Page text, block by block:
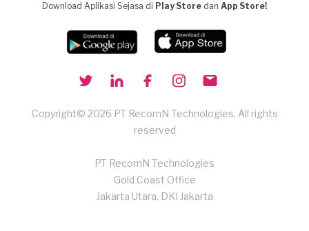
Download Aplikasi Sejasa di Play Store dan App Store!
Copyright© 2026 PT RecomN Technologies, All rights
reserved
PT RecomN Technologies
Gold Coast Office
Jakarta Utara, DKI Jakarta